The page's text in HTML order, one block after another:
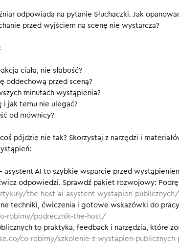
ale tylko wtedy, kiedy robisz ją wystarczająco
sekundach, żeby poczuć grunt pod
odpowiada na pytanie Słuchaczki. Jak
przed wyjściem na scenę nie wystarcza?
ciała, nie słabość?
oddechową przed sceną?
minutach wystąpienia?
i jak temu nie ulegać?
od mównicy?
pójdzie nie tak? Skorzystaj z narzędzi i
asystent AI to szybkie wsparcie przed
odpowiedzi. Sprawdź pakiet rozwojowy:
the-host-ai-asystent-wystapien-publicznych/
techniki, ćwiczenia i gotowe wskazówki do
robimy/podrecznik-the-host/
to praktyka, feedback i narzędzia, które
co-robimy/szkolenie-z-wystapien-